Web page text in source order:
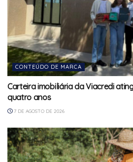
CONTEÚDO DE MARCA
Carteira imobiliária da Viacredi
quatro anos
7 DE AGOSTO DE 2026